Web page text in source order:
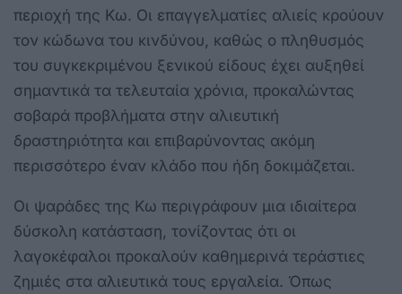
περιοχή της Κω. Οι επαγγελματίες αλιείς κρούουν
τον κώδωνα του κινδύνου, καθώς ο πληθυσμός
του συγκεκριμένου ξενικού είδους έχει αυξηθεί
σημαντικά τα τελευταία χρόνια, προκαλώντας
σοβαρά προβλήματα στην αλιευτική
δραστηριότητα και επιβαρύνοντας ακόμη
περισσότερο έναν κλάδο που ήδη δοκιμάζεται.
Οι ψαράδες της Κω περιγράφουν μια ιδιαίτερα
δύσκολη κατάσταση, τονίζοντας ότι οι
λαγοκέφαλοι προκαλούν καθημερινά τεράστιες
ζημιές στα αλιευτικά τους εργαλεία. Όπως